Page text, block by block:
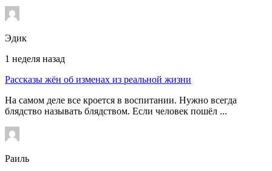
Эдик
1 неделя назад
Рассказы жён об изменах из реальной жизни
На самом деле все кроется в воспитании. Нужно всегда
блядство называть блядством. Если человек пошёл ...
Раиль